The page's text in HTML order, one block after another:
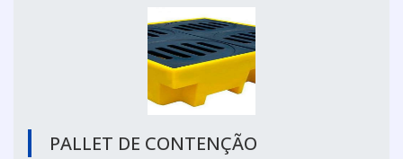
PALLET DE CONTENÇÃO